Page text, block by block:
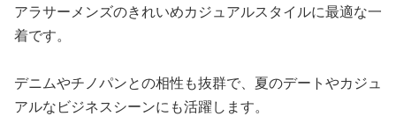
アラサーメンズのきれいめカジュアルスタイルに最適な一
着です。
デニムやチノパンとの相性も抜群で、夏のデートやカジュ
アルなビジネスシーンにも活躍します。